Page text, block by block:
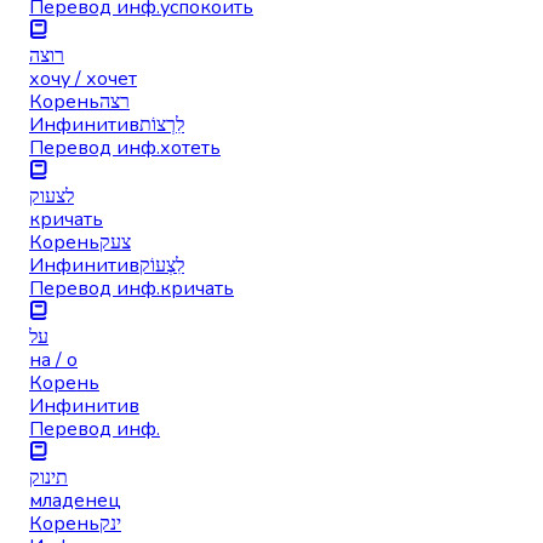
Перевод инф.успокоить
רוצה
хочу / хочет
Кореньרצה
Инфинитивלִרְצוֹת
Перевод инф.хотеть
לצעוק
кричать
Кореньצעק
Инфинитивלִצְעוֹק
Перевод инф.кричать
על
на / о
Корень
Инфинитив
Перевод инф.
תינוק
младенец
Кореньינק